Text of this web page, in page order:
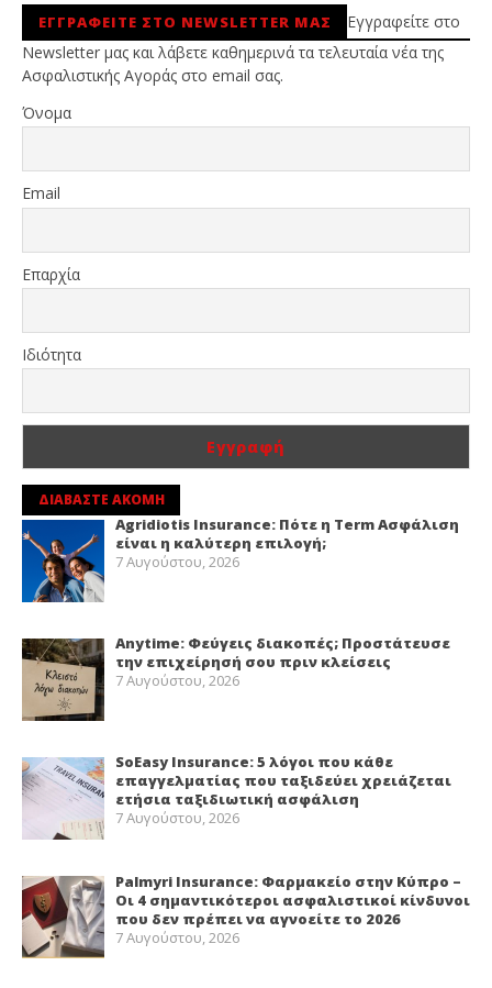
ΕΓΓΡΑΦΕΙΤΕ ΣΤΟ NEWSLETTER ΜΑΣ
Εγγραφείτε στο
Newsletter μας και λάβετε καθημερινά τα τελευταία νέα της
Ασφαλιστικής Αγοράς στο email σας.
Όνομα
Email
Επαρχία
Ιδιότητα
ΔΙΑΒΑΣΤΕ ΑΚΟΜΗ
Agridiotis Insurance: Πότε η Term Ασφάλιση
είναι η καλύτερη επιλογή;
7 Αυγούστου, 2026
Anytime: Φεύγεις διακοπές; Προστάτευσε
την επιχείρησή σου πριν κλείσεις
7 Αυγούστου, 2026
SoEasy Insurance: 5 λόγοι που κάθε
επαγγελματίας που ταξιδεύει χρειάζεται
ετήσια ταξιδιωτική ασφάλιση
7 Αυγούστου, 2026
Palmyri Insurance: Φαρμακείο στην Κύπρο –
Οι 4 σημαντικότεροι ασφαλιστικοί κίνδυνοι
που δεν πρέπει να αγνοείτε το 2026
7 Αυγούστου, 2026